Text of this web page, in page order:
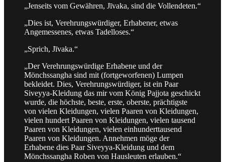
„Jenseits vom Gewähren, Jīvaka, sind die Vollendeten.“
„Dies ist, Verehrungswürdiger, Erhabener, etwas
Angemessenes, etwas Tadelloses.“
„Sprich, Jīvaka.“
„Der Verehrungswürdige Erhabene und der
Mönchssangha sind mit (fortgeworfenen) Lumpen
bekleidet. Dies, Verehrungswürdiger, ist ein Paar
Siveyya-Kleidung das mir vom König Pajjota geschickt
wurde, die höchste, beste, erste, oberste, prächtigste
von vielen Kleidungen, vielen Paaren von Kleidungen,
vielen hundert Paaren von Kleidungen, vielen tausend
Paaren von Kleidungen, vielen einhunderttausend
Paaren von Kleidungen. Annehmen möge der
Erhabene dies Paar Siveyya-Kleidung und dem
Mönchssangha Roben von Hausleuten erlauben.“